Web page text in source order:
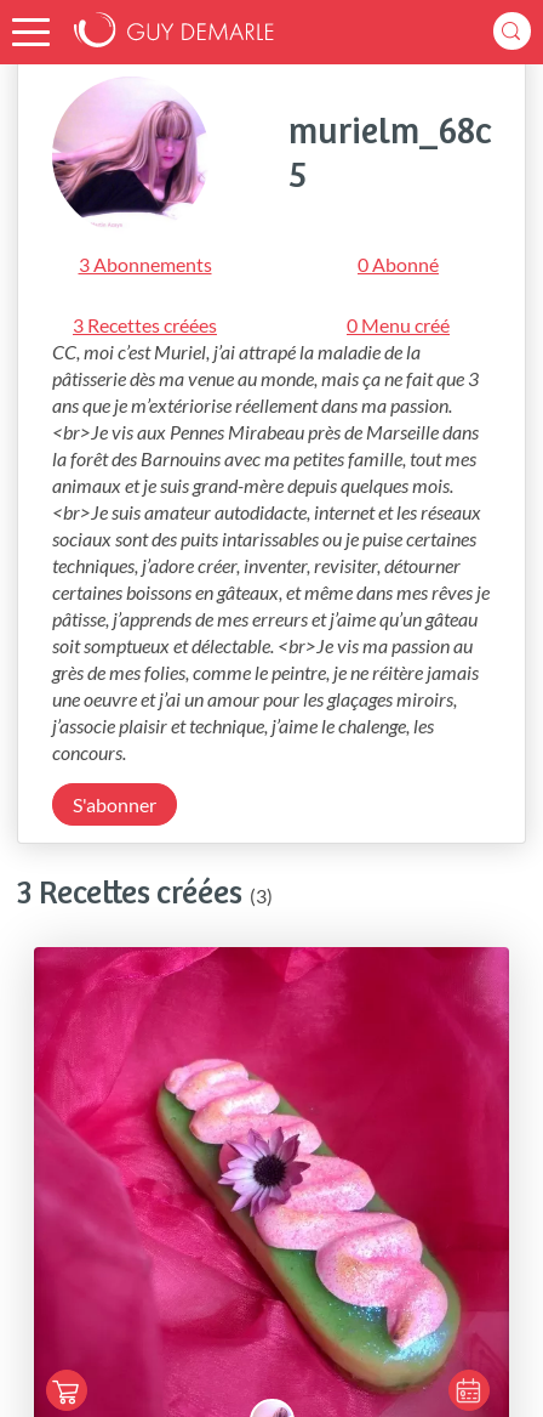
Accueil murielm_68c5
murielm_68c
5
3 Abonnements 0 Abonné
3 Recettes créées
0 Menu créé
CC, moi c’est Muriel, j’ai attrapé la maladie de la
pâtisserie dès ma venue au monde, mais ça ne fait que 3
ans que je m’extériorise réellement dans ma passion.
<br>Je vis aux Pennes Mirabeau près de Marseille dans
la forêt des Barnouins avec ma petites famille, tout mes
animaux et je suis grand-mère depuis quelques mois.
<br>Je suis amateur autodidacte, internet et les réseaux
sociaux sont des puits intarissables ou je puise certaines
techniques, j’adore créer, inventer, revisiter, détourner
certaines boissons en gâteaux, et même dans mes rêves je
pâtisse, j’apprends de mes erreurs et j’aime qu’un gâteau
soit somptueux et délectable. <br>Je vis ma passion au
grès de mes folies, comme le peintre, je ne réitère jamais
une oeuvre et j’ai un amour pour les glaçages miroirs,
j’associe plaisir et technique, j’aime le chalenge, les
concours.
S'abonner
3 Recettes créées (3)